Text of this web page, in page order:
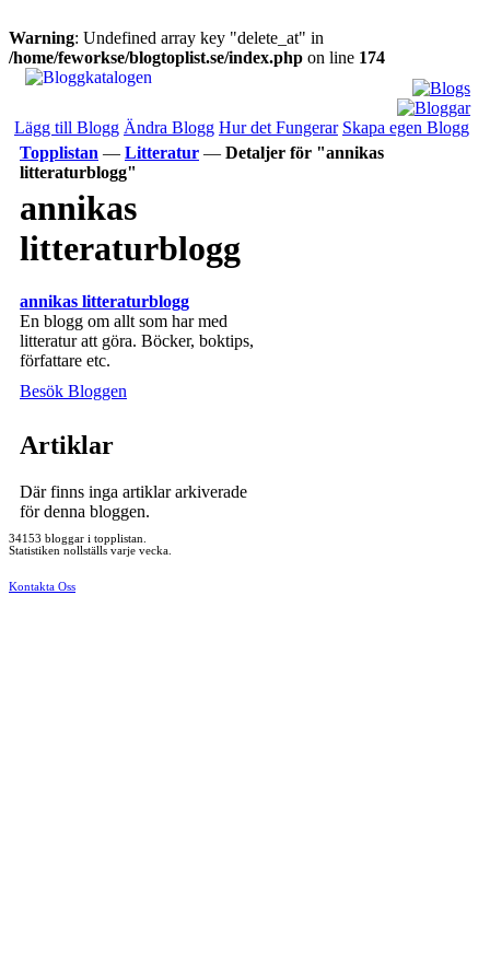
Warning: Undefined array key "delete_at" in
/home/feworkse/blogtoplist.se/index.php on line 174
Lägg till Blogg Ändra Blogg Hur det Fungerar Skapa egen Blogg
Topplistan — Litteratur — Detaljer för "annikas
litteraturblogg"
annikas
litteraturblogg
annikas litteraturblogg
En blogg om allt som har med
litteratur att göra. Böcker, boktips,
författare etc.
Besök Bloggen
Artiklar
Där finns inga artiklar arkiverade
för denna bloggen.
34153 bloggar i topplistan.
Statistiken nollställs varje vecka.
Kontakta Oss